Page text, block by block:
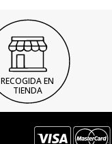
RECOGIDA EN
TIENDA